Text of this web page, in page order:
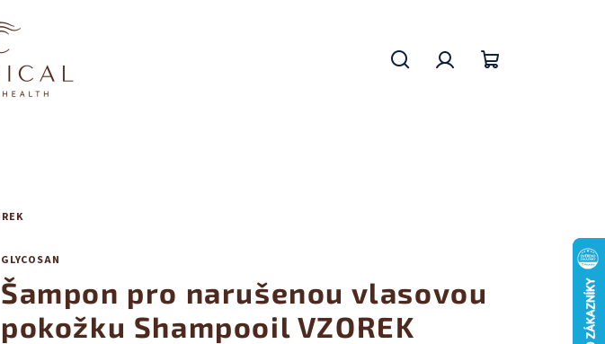
GLYCOSAN
Šampon pro narušenou vlasovou
pokožku Shampooil VZOREK